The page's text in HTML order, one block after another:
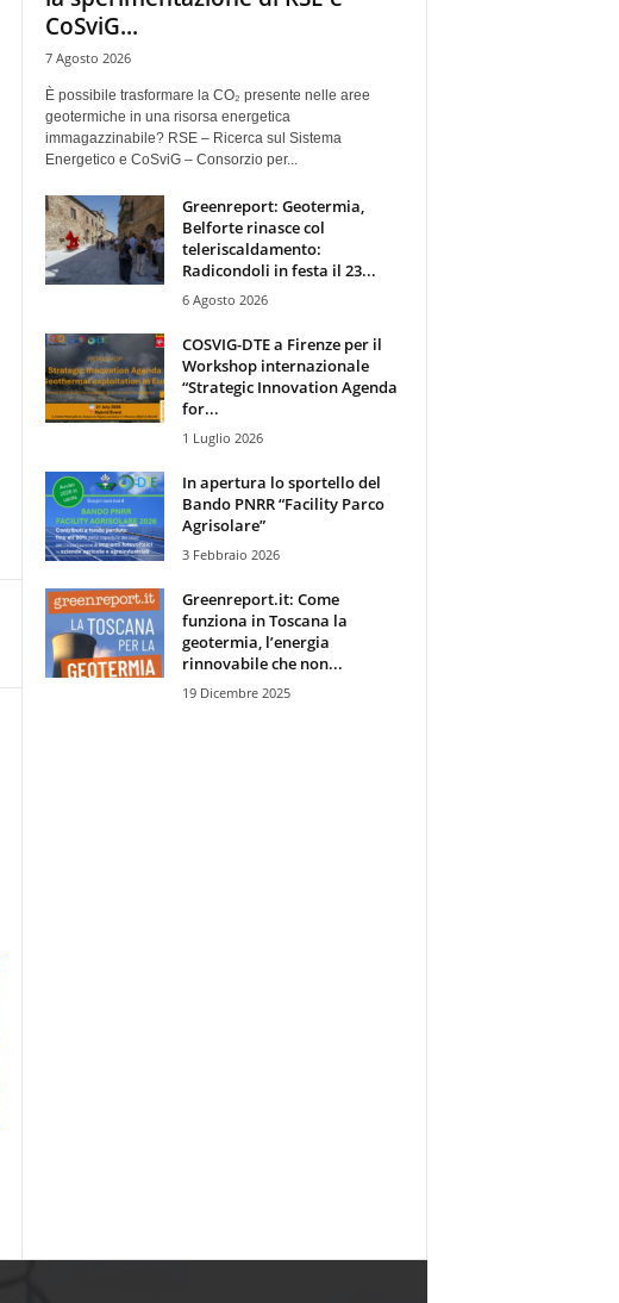
CoSviG...
7 Agosto 2026
È possibile trasformare la CO₂ presente nelle aree
geotermiche in una risorsa energetica
immagazzinabile? RSE – Ricerca sul Sistema
Energetico e CoSviG – Consorzio per...
Greenreport: Geotermia,
Belforte rinasce col
teleriscaldamento:
Radicondoli in festa il 23...
6 Agosto 2026
COSVIG-DTE a Firenze per il
Workshop internazionale
“Strategic Innovation Agenda
for...
1 Luglio 2026
In apertura lo sportello del
Bando PNRR “Facility Parco
Agrisolare”
3 Febbraio 2026
Greenreport.it: Come
funziona in Toscana la
geotermia, l’energia
rinnovabile che non...
19 Dicembre 2025